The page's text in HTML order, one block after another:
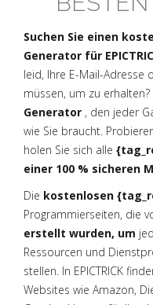
Suchen Sie einen
Generator für
leid, Ihre E-Mail-Adresse
müssen, um zu erhalten?
Generator , den jeder
wie Sie braucht.
holen Sie sich alle
einer 100 % sicheren
Die kostenlosen
Programmierseiten, die
erstellt wurden, um
Ressourcen und
stellen. In EPICTRICK
Websites wie Amazon,